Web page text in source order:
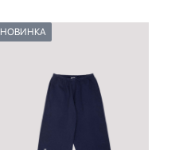
НОВИНКА